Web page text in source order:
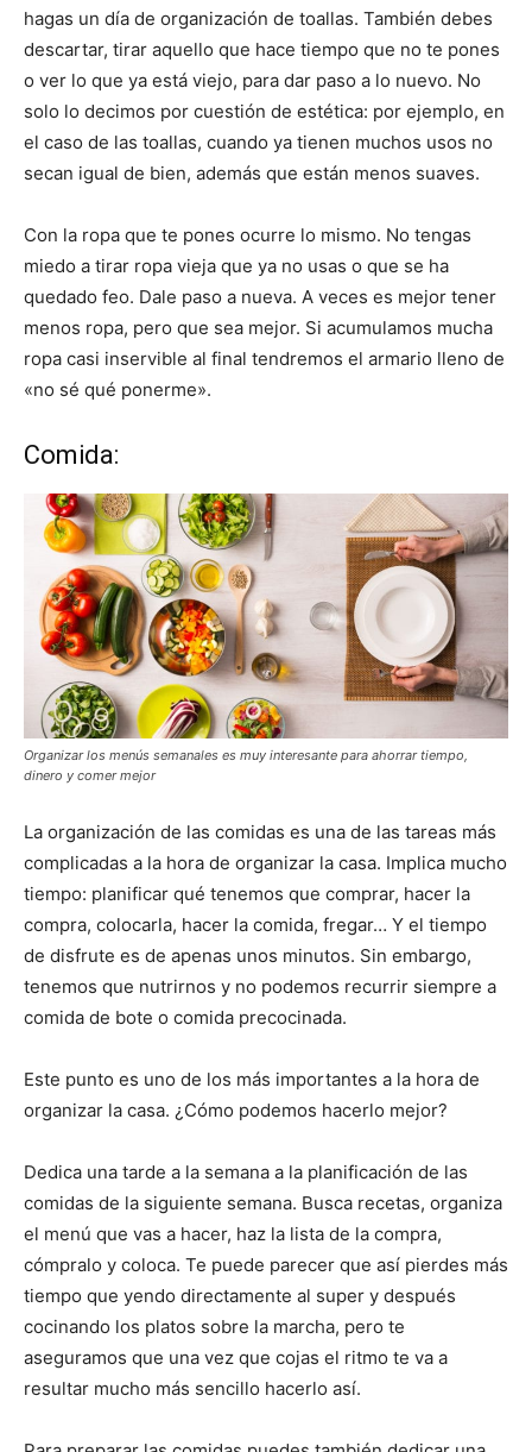
hagas un día de organización de toallas. También debes
descartar, tirar aquello que hace tiempo que no te pones
o ver lo que ya está viejo, para dar paso a lo nuevo. No
solo lo decimos por cuestión de estética: por ejemplo, en
el caso de las toallas, cuando ya tienen muchos usos no
secan igual de bien, además que están menos suaves.
Con la ropa que te pones ocurre lo mismo. No tengas
miedo a tirar ropa vieja que ya no usas o que se ha
quedado feo. Dale paso a nueva. A veces es mejor tener
menos ropa, pero que sea mejor. Si acumulamos mucha
ropa casi inservible al final tendremos el armario lleno de
«no sé qué ponerme».
Comida:
Organizar los menús semanales es muy interesante para ahorrar tiempo,
dinero y comer mejor
La organización de las comidas es una de las tareas más
complicadas a la hora de organizar la casa. Implica mucho
tiempo: planificar qué tenemos que comprar, hacer la
compra, colocarla, hacer la comida, fregar… Y el tiempo
de disfrute es de apenas unos minutos. Sin embargo,
tenemos que nutrirnos y no podemos recurrir siempre a
comida de bote o comida precocinada.
Este punto es uno de los más importantes a la hora de
organizar la casa. ¿Cómo podemos hacerlo mejor?
Dedica una tarde a la semana a la planificación de las
comidas de la siguiente semana. Busca recetas, organiza
el menú que vas a hacer, haz la lista de la compra,
cómpralo y coloca. Te puede parecer que así pierdes más
tiempo que yendo directamente al super y después
cocinando los platos sobre la marcha, pero te
aseguramos que una vez que cojas el ritmo te va a
resultar mucho más sencillo hacerlo así.